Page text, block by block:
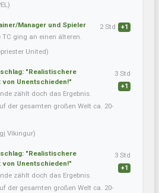
Manager und Spieler
ging an einen älteren.
United)
2 Std +1
"Realistischere
Unentschieden!"
zählt doch das Ergebnis.
der gesamten großen Welt ca. 20-
Víkingur)
3 Std
+1
"Realistischere
Unentschieden!"
zählt doch das Ergebnis.
der gesamten großen Welt ca. 20-
3 Std
+1